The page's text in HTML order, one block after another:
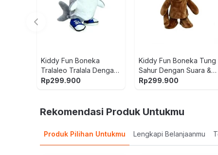
Kiddy Fun Boneka
Tralaleo Tralala Dengan
Suara & Gerak - Mix
Rp299.900
Kiddy Fun Boneka Tung
Sahur Dengan Suara &
Gerak - Cokelat
Rp299.900
Rekomendasi Produk Untukmu
Produk Pilihan Untukmu Lengkapi Belanjaanmu